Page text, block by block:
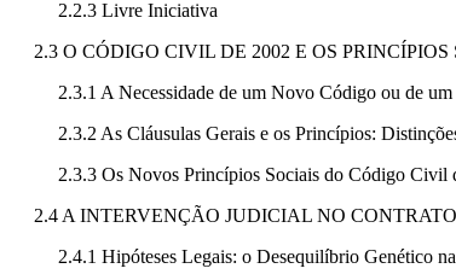
2.2.3 Livre Iniciativa
2.3 O CÓDIGO CIVIL DE 2002 E OS PRINCÍPIOS
2.3.1 A Necessidade de um Novo Código ou de
2.3.2 As Cláusulas Gerais e os Princípios:
2.3.3 Os Novos Princípios Sociais do Código Civil
2.4 A INTERVENÇÃO JUDICIAL NO
2.4.1 Hipóteses Legais: o Desequilíbrio Genético